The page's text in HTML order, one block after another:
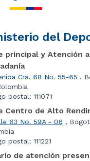
del
principal y Atención
Cra. 68 No. 55-65 ,
postal: 111071
Centro de Alto
63 No. 59A - 06 ,
postal: 111221
de atención